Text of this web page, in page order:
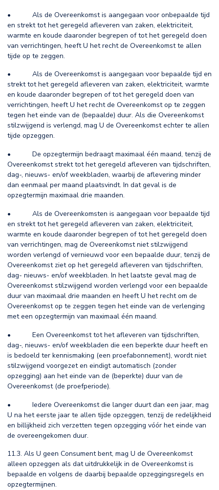
• Als de Overeenkomst is aangegaan voor onbepaalde tijd
en strekt tot het geregeld afleveren van zaken, elektriciteit,
warmte en koude daaronder begrepen of tot het geregeld doen
van verrichtingen, heeft U het recht de Overeenkomst te allen
tijde op te zeggen.
• Als de Overeenkomst is aangegaan voor bepaalde tijd en
strekt tot het geregeld afleveren van zaken, elektriciteit, warmte
en koude daaronder begrepen of tot het geregeld doen van
verrichtingen, heeft U het recht de Overeenkomst op te zeggen
tegen het einde van de (bepaalde) duur. Als die Overeenkomst
stilzwijgend is verlengd, mag U de Overeenkomst echter te allen
tijde opzeggen.
• De opzegtermijn bedraagt maximaal één maand, tenzij de
Overeenkomst strekt tot het geregeld afleveren van tijdschriften,
dag-, nieuws- en/of weekbladen, waarbij de aflevering minder
dan eenmaal per maand plaatsvindt. In dat geval is de
opzegtermijn maximaal drie maanden.
• Als de Overeenkomsten is aangegaan voor bepaalde tijd
en strekt tot het geregeld afleveren van zaken, elektriciteit,
warmte en koude daaronder begrepen of tot het geregeld doen
van verrichtingen, mag de Overeenkomst niet stilzwijgend
worden verlengd of vernieuwd voor een bepaalde duur, tenzij de
Overeenkomst ziet op het geregeld afleveren van tijdschriften,
dag- nieuws- en/of weekbladen. In het laatste geval mag de
Overeenkomst stilzwijgend worden verlengd voor een bepaalde
duur van maximaal drie maanden en heeft U het recht om de
Overeenkomst op te zeggen tegen het einde van de verlenging
met een opzegtermijn van maximaal één maand.
• Een Overeenkomst tot het afleveren van tijdschriften,
dag-, nieuws- en/of weekbladen die een beperkte duur heeft en
is bedoeld ter kennismaking (een proefabonnement), wordt niet
stilzwijgend voorgezet en eindigt automatisch (zonder
opzegging) aan het einde van de (beperkte) duur van de
Overeenkomst (de proefperiode).
• Iedere Overeenkomst die langer duurt dan een jaar, mag
U na het eerste jaar te allen tijde opzeggen, tenzij de redelijkheid
en billijkheid zich verzetten tegen opzegging vóór het einde van
de overeengekomen duur.
11.3. Als U geen Consument bent, mag U de Overeenkomst
alleen opzeggen als dat uitdrukkelijk in de Overeenkomst is
bepaalde en volgens de daarbij bepaalde opzeggingsregels en
opzegtermijnen.